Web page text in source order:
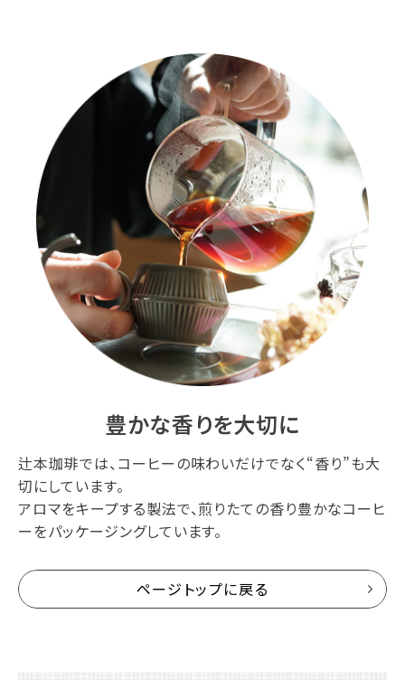
豊かな香りを大切に
辻本珈琲では、コーヒーの味わいだけでなく“香り”も大
切にしています。
アロマをキープする製法で、煎りたての香り豊かなコーヒ
ーをパッケージングしています。
ページトップに戻る